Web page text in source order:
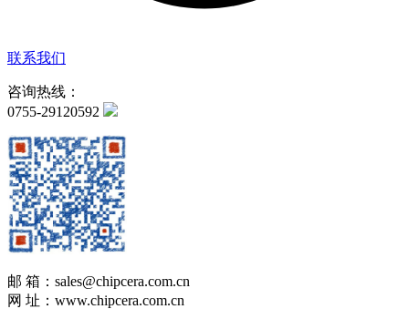
联系我们
咨询热线：
0755-29120592
邮 箱：sales@chipcera.com.cn
网 址：www.chipcera.com.cn